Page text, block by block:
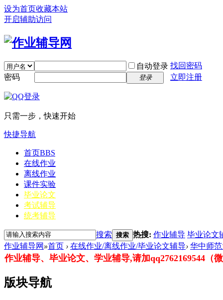
设为首页收藏本站
开启辅助访问
自动登录 找回密码
密码
登录 立即注册
只需一步，快速开始
快捷导航
首页BBS
在线作业
离线作业
课件实验
毕业论文
考试辅导
统考辅导
搜索 搜索 热搜: 作业辅导 毕业论文
作业辅导网 »首页 › 在线作业/离线作业/毕业论文辅导› 华中师
作业辅导、毕业论文、学业辅导,请加qq2762169544（
版块导航